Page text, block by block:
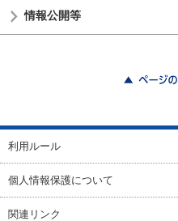
情報公開等
利用ルール
個人情報保護について
関連リンク